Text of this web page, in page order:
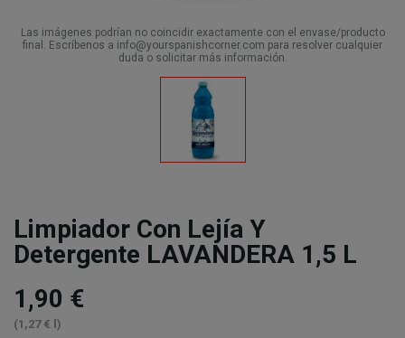
Las imágenes podrían no coincidir exactamente con el envase/producto
final. Escríbenos a info@yourspanishcorner.com para resolver cualquier
duda o solicitar más información.
Limpiador Con Lejía Y
Detergente LAVANDERA 1,5 L
1,90 €
(1,27 € l)